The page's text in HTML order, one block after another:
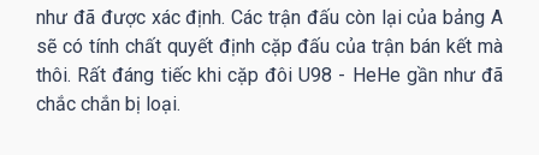
như đã được xác định. Các trận đấu còn lại của bảng A
sẽ có tính chất quyết định cặp đấu của trận bán kết mà
thôi. Rất đáng tiếc khi cặp đôi U98 - HeHe gần như đã
chắc chắn bị loại.